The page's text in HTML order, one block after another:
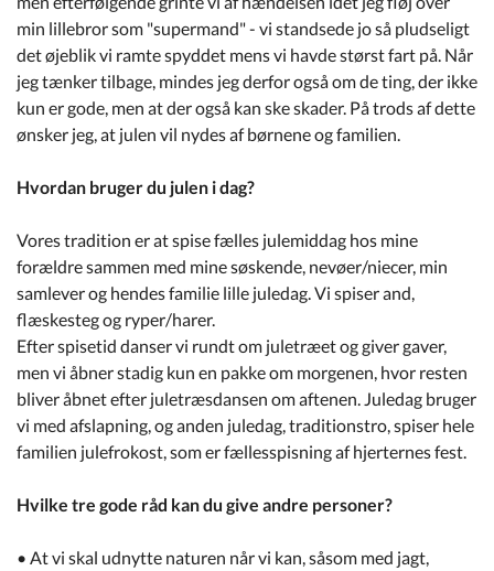
min lillebror som "supermand" - vi standsede jo så pludseligt
det øjeblik vi ramte spyddet mens vi havde størst fart på. Når
jeg tænker tilbage, mindes jeg derfor også om de ting, der ikke
kun er gode, men at der også kan ske skader. På trods af dette
ønsker jeg, at julen vil nydes af børnene og familien.
Hvordan bruger du julen i dag?
Vores tradition er at spise fælles julemiddag hos mine
forældre sammen med mine søskende, nevøer/niecer, min
samlever og hendes familie lille juledag. Vi spiser and,
flæskesteg og ryper/harer.
Efter spisetid danser vi rundt om juletræet og giver gaver,
men vi åbner stadig kun en pakke om morgenen, hvor resten
bliver åbnet efter juletræsdansen om aftenen. Juledag bruger
vi med afslapning, og anden juledag, traditionstro, spiser hele
familien julefrokost, som er fællesspisning af hjerternes fest.
Hvilke tre gode råd kan du give andre personer?
• At vi skal udnytte naturen når vi kan, såsom med jagt,